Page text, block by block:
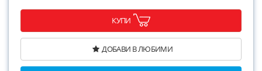
КУПИ
ДОБАВИ В ЛЮБИМИ